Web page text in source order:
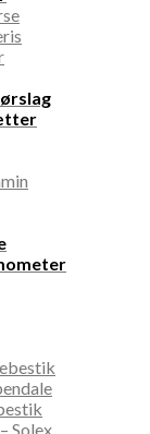
Solex